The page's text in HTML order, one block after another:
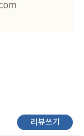
리뷰쓰기